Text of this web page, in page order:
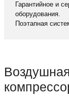
Гарантийное и
оборудования.
Поэтапная